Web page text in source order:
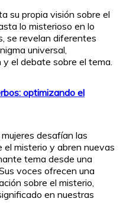
su propia visión sobre el
lo misterioso en lo
se revelan diferentes
universal,
el debate sobre el tema.
optimizando el
desafían las
misterio y abren nuevas
tema desde una
voces ofrecen una
sobre el misterio,
en nuestras